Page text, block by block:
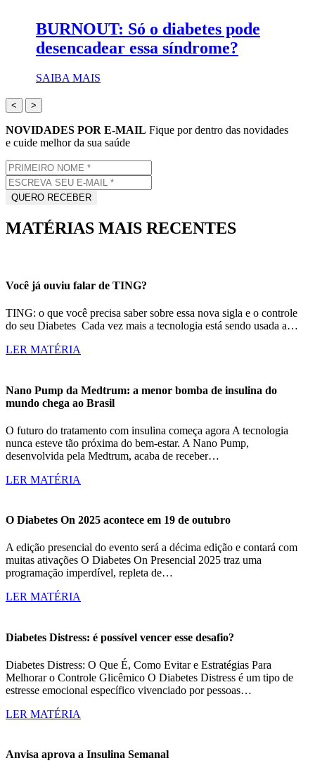
BURNOUT: Só o diabetes pode
desencadear essa síndrome?
SAIBA MAIS
< >
NOVIDADES POR E-MAIL Fique por dentro das novidades
e cuide melhor da sua saúde
MATÉRIAS MAIS RECENTES
Você já ouviu falar de TING?
TING: o que você precisa saber sobre essa nova sigla e o controle
do seu Diabetes Cada vez mais a tecnologia está sendo usada a…
LER MATÉRIA
Nano Pump da Medtrum: a menor bomba de insulina do
mundo chega ao Brasil
O futuro do tratamento com insulina começa agora A tecnologia
nunca esteve tão próxima do bem-estar. A Nano Pump,
desenvolvida pela Medtrum, acaba de receber…
LER MATÉRIA
O Diabetes On 2025 acontece em 19 de outubro
A edição presencial do evento será a décima edição e contará com
muitas ativações O Diabetes On Presencial 2025 traz uma
programação imperdível, repleta de…
LER MATÉRIA
Diabetes Distress: é possível vencer esse desafio?
Diabetes Distress: O Que É, Como Evitar e Estratégias Para
Melhorar o Controle Glicêmico O Diabetes Distress é um tipo de
estresse emocional específico vivenciado por pessoas…
LER MATÉRIA
Anvisa aprova a Insulina Semanal